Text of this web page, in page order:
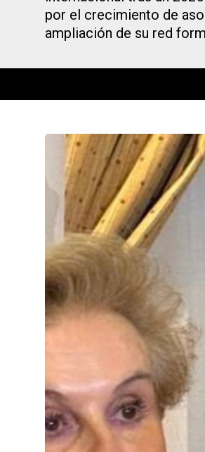
por el crecimiento de
ampliación de su red